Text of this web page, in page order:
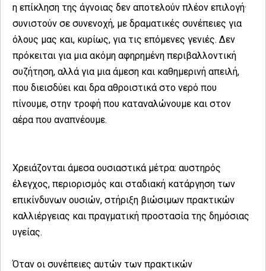
η επίκληση της άγνοιας δεν αποτελούν πλέον επιλογή·
συνιστούν σε συνενοχή, με δραματικές συνέπειες για
όλους μας και, κυρίως, για τις επόμενες γενιές. Δεν
πρόκειται για μια ακόμη αφηρημένη περιβαλλοντική
συζήτηση, αλλά για μια άμεση και καθημερινή απειλή,
που διεισδύει και δρα αθροιστικά στο νερό που
πίνουμε, στην τροφή που καταναλώνουμε και στον
αέρα που αναπνέουμε.
Χρειάζονται άμεσα ουσιαστικά μέτρα: αυστηρός
έλεγχος, περιορισμός και σταδιακή κατάργηση των
επικίνδυνων ουσιών, στήριξη βιώσιμων πρακτικών
καλλιέργειας και πραγματική προστασία της δημόσιας
υγείας.
Όταν οι συνέπειες αυτών των πρακτικών